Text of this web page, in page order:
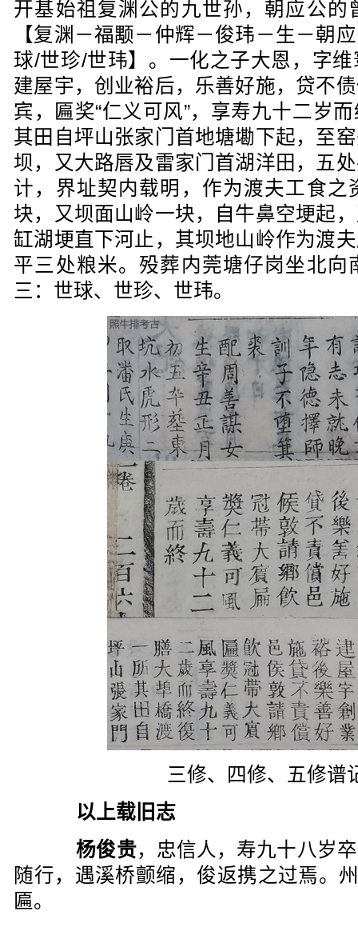
开基始祖复渊公的九世孙，朝应公的
【复渊－福颙－仲辉－俊玮－生－朝
球/世珍/世玮】。一化之子大恩，字
建屋宇，创业裕后，乐善好施，贷不
宾，匾奖“仁义可风”，享寿九十二岁
其田自坪山张家门首地塘墈下起，至
坝，又大路唇及雷家门首湖洋田，五
计，界址契内载明，作为渡夫工食之
块，又坝面山岭一块，自牛鼻空埂起
缸湖埂直下河止，其坝地山岭作为渡
平三处粮米。殁葬内莞塘仔岗坐北向
三：世球、世珍、世玮。
三修、四修、五修谱
以上载旧志
杨俊贵，忠信人，寿九十八岁
随行，遇溪桥颤缩，俊返携之过焉。
匾。